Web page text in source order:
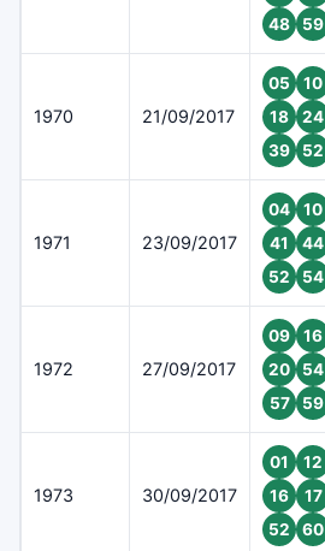
48
59
1970 21/09/2017
05
10
18
24
39
52
1971 23/09/2017
04
10
41
44
52
54
1972 27/09/2017
09
16
20
54
57
59
1973 30/09/2017
01
12
16
17
52
60